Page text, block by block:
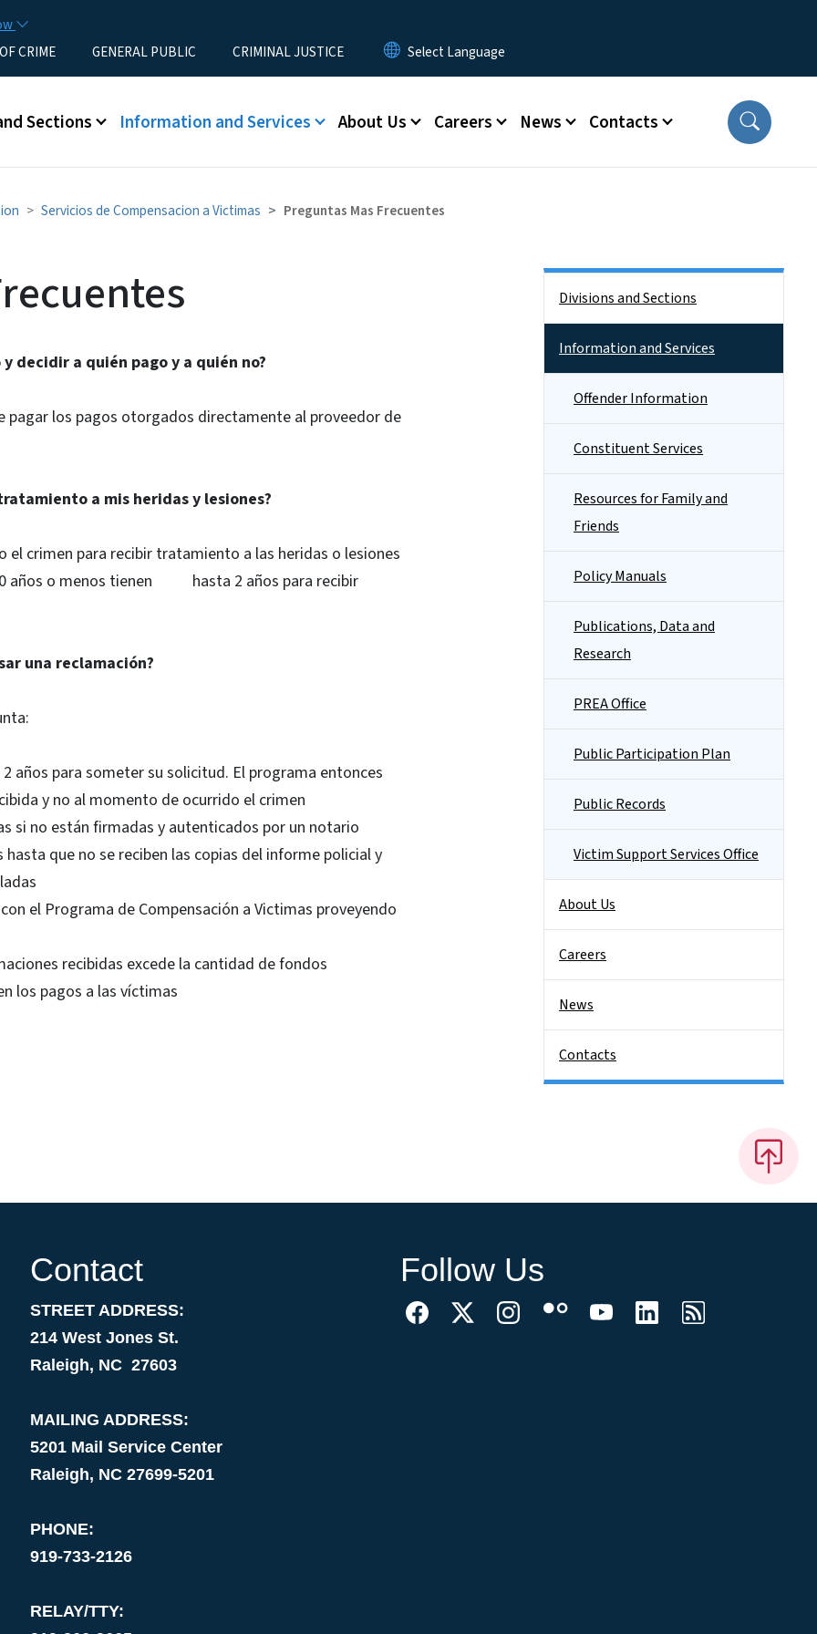
CRIME
GENERAL PUBLIC CRIMINAL JUSTICE
Sections Information and Services About Us Careers News Contacts
Servicios de Compensacion a Victimas Preguntas Mas Frecuentes
decidir a quién pago y a quién no?
los pagos otorgados directamente al proveedor de
a mis heridas y lesiones?
crimen para recibir tratamiento a las heridas o lesiones
años o menos tienen hasta 2 años para recibir
una reclamación?
años para someter su solicitud. El programa entonces
y no al momento de ocurrido el crimen
si no están firmadas y autenticados por un notario
que no se reciben las copias del informe policial y
el Programa de Compensación a Victimas proveyendo
recibidas excede la cantidad de fondos
los pagos a las víctimas
Divisions and Sections
Information and Services
Offender Information
Constituent Services
Resources for Family and
Friends
Policy Manuals
Publications, Data and
Research
PREA Office
Public Participation Plan
Public Records
Victim Support Services Office
About Us
Careers
News
Contacts
Contact
STREET ADDRESS:
214 West Jones St.
Raleigh, NC 27603
MAILING ADDRESS:
5201 Mail Service Center
Raleigh, NC 27699-5201
PHONE:
919-733-2126
RELAY/TTY:
Follow Us